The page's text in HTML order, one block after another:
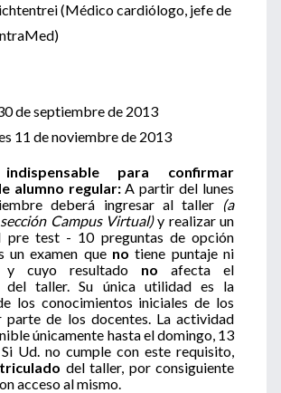
(Médico cardiólogo, jefe de
de septiembre de 2013
11 de noviembre de 2013
para confirmar
alumno regular:A partir del lunes
deberá ingresar al taller(a
Campus Virtual)y realizar un
pre test - 10 preguntas de opción
un examen que no tiene puntaje ni
y cuyo resultado no afecta el
del taller. Su única utilidad es la
los conocimientos iniciales de los
parte de los docentes. La actividad
únicamente hasta el domingo, 13
Ud. no cumple con este requisito,
del taller, por consiguiente
acceso al mismo.